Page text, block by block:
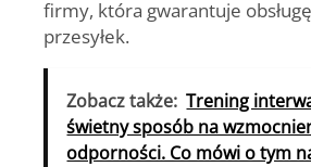
firmy, która gwarantuje
przesyłek.
Zobacz także: Trening
świetny sposób na
odporności. Co mówi o tym